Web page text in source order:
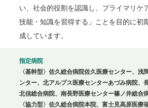
い、社会的役割を認識し、プライマリケ
技能・知識を習得する」ことを目的に初
成しています。
指定病院
〈基幹型〉佐久総合病院佐久医療センター、浅
ンター、北アルプス医療センターあづみ病院、
北信総合病院、南長野医療センター篠ノ井総合
〈協力型〉佐久総合病院本院、富士見高原医療